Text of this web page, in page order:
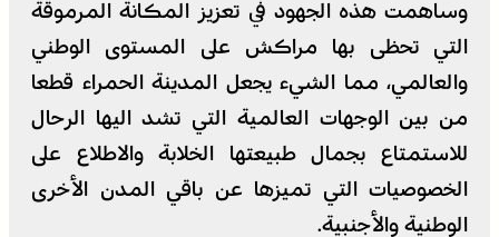
وساهمت هذه الجهود في تعزيز المكانة المرموقة
التي تحظى بها مراكش على المستوى الوطني
والعالمي، مما الشيء يجعل المدينة الحمراء قطعا
من بين الوجهات العالمية التي تشد اليها الرحال
للاستمتاع بجمال طبيعتها الخلابة والاطلاع على
الخصوصيات التي تميزها عن باقي المدن الأخرى
الوطنية والأجنبية.